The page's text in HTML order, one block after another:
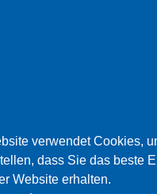
verwendet Cookies,
dass Sie das beste
Website erhalten.